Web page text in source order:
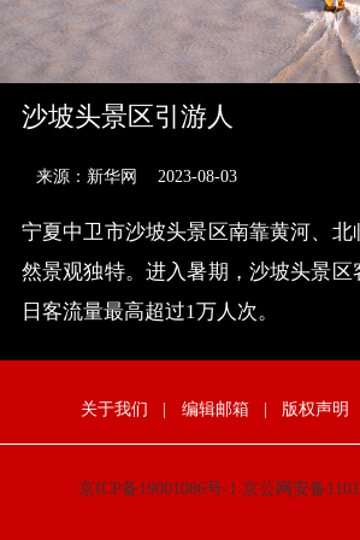
沙坡头景区引游人
来源：新华网 2023-08-03
宁夏中卫市沙坡头景区南靠黄河、北
然景观独特。进入暑期，沙坡头景区
日客流量最高超过1万人次。
关于我们 | 编辑邮箱 | 版权声明
京ICP备19001086号-1 京公网安备